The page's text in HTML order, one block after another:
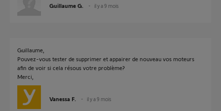
Guillaume G. il y a 9 mois
Guillaume,
Pouvez-vous tester de supprimer et appairer de nouveau vos moteurs
afin de voir si cela résous votre problème?
Merci,
Vanessa F. il y a 9 mois